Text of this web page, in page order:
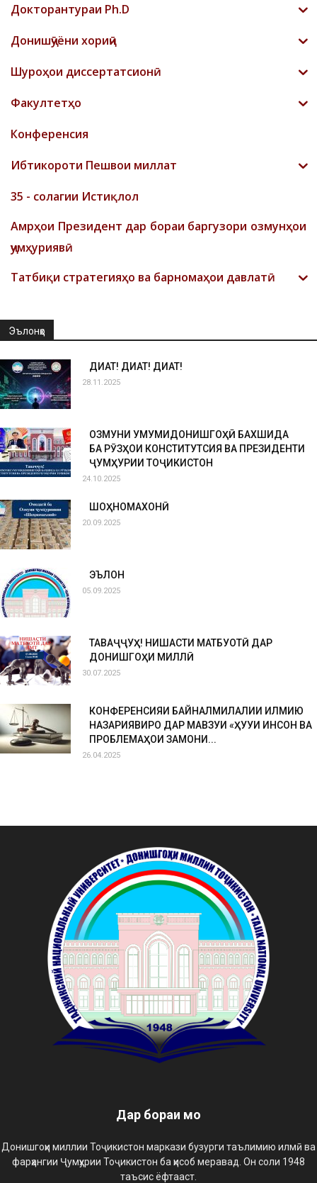
Докторантураи Ph.D
Донишҷӯёни хориҷӣ
Шyроҳои диссертатсионӣ
Факултетҳо
Конференсия
Ибтикороти Пешвои миллат
35 - солагии Истиқлол
Амрҳои Президент дар бораи баргузори озмунҳои
ҷумҳуриявӣ
Татбиқи стратегияҳо ва барномаҳои давлатӣ
Эълонҳо
ДИҚҚАТ! ДИҚҚАТ! ДИҚҚАТ!
28.11.2025
ОЗМУНИ УМУМИДОНИШГОҲӢ БАХШИДА
БА РӮЗҲОИ КОНСТИТУТСИЯ ВА ПРЕЗИДЕНТИ
ҶУМҲУРИИ ТОҶИКИСТОН
24.10.2025
ШОҲНОМАХОНӢ
20.09.2025
ЭЪЛОН
05.09.2025
ТАВАҶҶУҲ! НИШАСТИ МАТБУОТӢ ДАР
ДОНИШГОҲИ МИЛЛӢ
30.07.2025
КОНФЕРЕНСИЯИ БАЙНАЛМИЛАЛИИ ИЛМИЮ
НАЗАРИЯВИРО ДАР МАВЗУИ «ҲУҚУҚИ ИНСОН ВА
ПРОБЛЕМАҲОИ ЗАМОНИ...
26.04.2025
Дар бораи мо
Донишгоҳи миллии Тоҷикистон маркази бузурги таълимию илмӣ ва
фарҳангии Ҷумҳурии Тоҷикистон ба ҳисоб меравад. Он соли 1948
таъсис ёфтааст.